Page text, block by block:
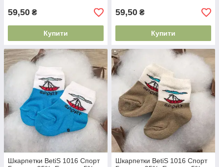
59,50 ₴
Купити
59,50 ₴
Купити
Шкарпетки BetiS 1016 Спорт
Шкарпетки BetiS 1016 Спорт